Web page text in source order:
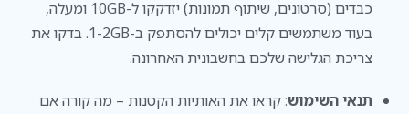
כבדים (סרטונים, שיתוף תמונות) יזדקקו ל-10GB ומעלה,
בעוד משתמשים קלים יכולים להסתפק ב-1-2GB. בדקו את
צריכת הגלישה שלכם בחשבונית האחרונה.
תנאי השימוש: קראו את האותיות הקטנות – מה קורה אם